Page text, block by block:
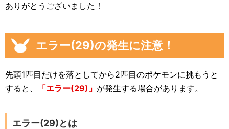
ありがとうございました！
エラー(29)の発生に注意！
先頭1匹目だけを落としてから2匹目のポケモンに挑もうと
すると、
「エラー(29)」 が発生する場合があります。
エラー(29)とは